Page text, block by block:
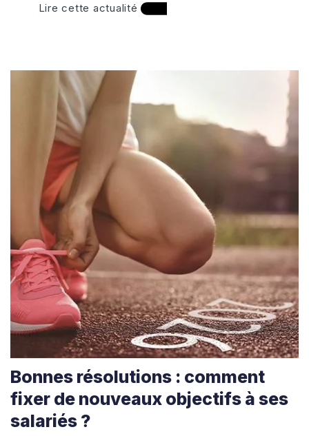
Lire cette actualité
Bonnes résolutions : comment
fixer de nouveaux objectifs à ses
salariés ?